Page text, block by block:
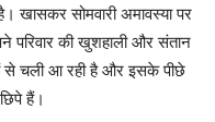
खासकर सोमवारी अमावस्या पर
परिवार की खुशहाली और संतान
से चली आ रही है और इसके पीछे
हैं।